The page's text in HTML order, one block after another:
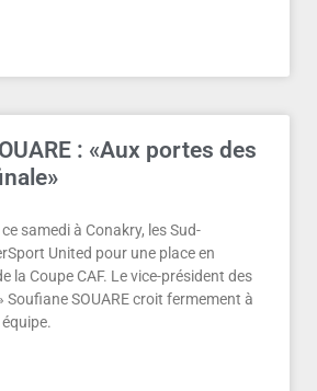
: «Aux portes des
samedi à Conakry, les Sud-
United pour une place en
la Coupe CAF. Le vice-président des
Soufiane SOUARE croit fermement à